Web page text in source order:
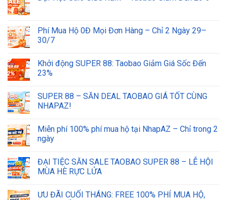
Phí Mua Hộ 0Đ Mọi Đơn Hàng – Chỉ 2 Ngày 29–
30/7
Khởi động SUPER 88: Taobao Giảm Giá Sốc Đến
23%
SUPER 88 – SĂN DEAL TAOBAO GIÁ TỐT CÙNG
NHAPAZ!
Miễn phí 100% phí mua hộ tại NhapAZ – Chỉ trong 2
ngày
ĐẠI TIỆC SĂN SALE TAOBAO SUPER 88 – LỄ HỘI
MÙA HÈ RỰC LỬA
ƯU ĐÃI CUỐI THÁNG: FREE 100% PHÍ MUA HỘ,